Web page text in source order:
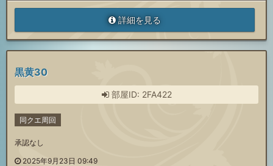
詳細を見る
黒黄30
部屋ID: 2FA422
同クエ周回
承認なし
2025年9月23日 09:49